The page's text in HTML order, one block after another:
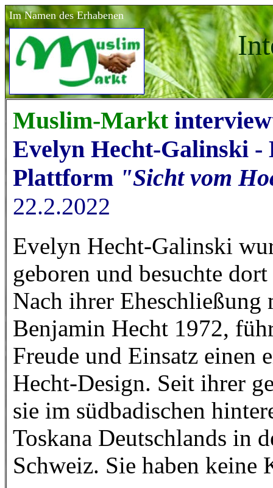
Im Namen des Erhabenen
Muslim-Markt
Evelyn Hecht-Galinski -
Plattform "Sicht vom
22.2.2022
Evelyn Hecht-Galinski
geboren und besuchte
Nach ihrer
Benjamin Hecht 1972,
Freude und Einsatz einen
Hecht-Design. Seit ihrer
sie im südbadischen
Toskana Deutschlands in
Schweiz. Sie haben keine